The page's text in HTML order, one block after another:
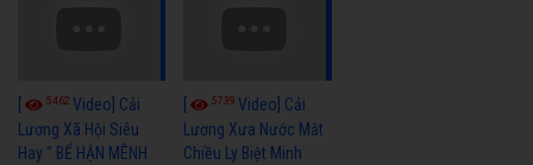
5462 Video] Cải
Lương Xã Hội Siêu
Hay " BỂ HẬN MÊNH
5739Video] Cải
Lương Xưa Nước Mắt
Chiều Ly Biệt Minh